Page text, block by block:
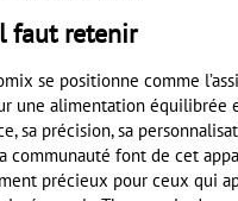
faut retenir
se positionne comme
une alimentation équilibrée
sa précision, sa
communauté font de cet
précieux pour ceux qui